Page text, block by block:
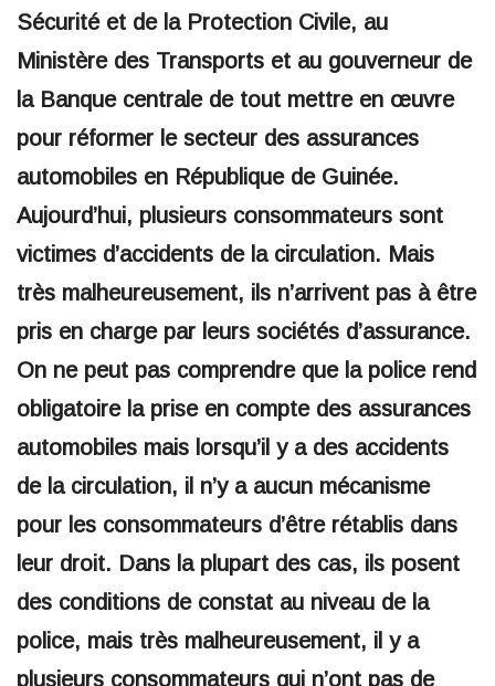
Sécurité et de la Protection Civile, au
Ministère des Transports et au gouverneur de
la Banque centrale de tout mettre en œuvre
pour réformer le secteur des assurances
automobiles en République de Guinée.
Aujourd’hui, plusieurs consommateurs sont
victimes d’accidents de la circulation. Mais
très malheureusement, ils n’arrivent pas à être
pris en charge par leurs sociétés d’assurance.
On ne peut pas comprendre que la police rend
obligatoire la prise en compte des assurances
automobiles mais lorsqu’il y a des accidents
de la circulation, il n’y a aucun mécanisme
pour les consommateurs d’être rétablis dans
leur droit. Dans la plupart des cas, ils posent
des conditions de constat au niveau de la
police, mais très malheureusement, il y a
plusieurs consommateurs qui n’ont pas de